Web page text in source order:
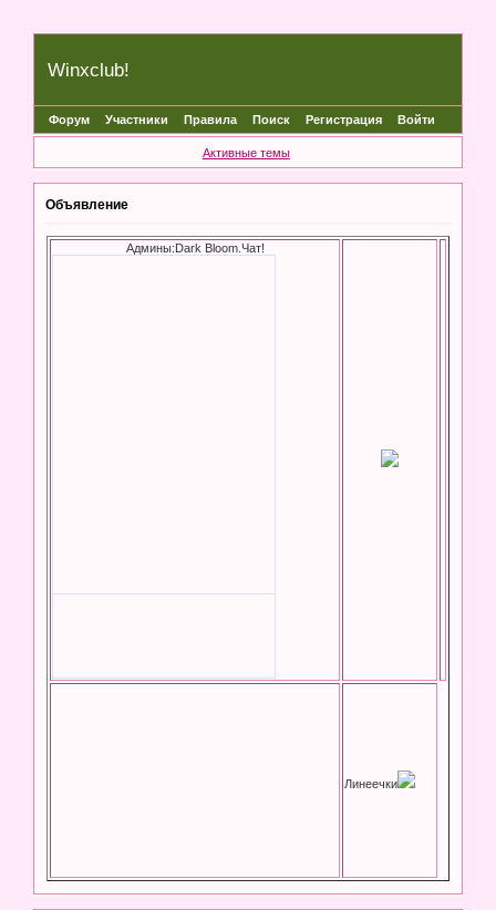
Winxclub!
Форум Участники Правила Поиск Регистрация Войти
Активные темы
Объявление
Админы:Dark Bloom.Чат!
Линеечки